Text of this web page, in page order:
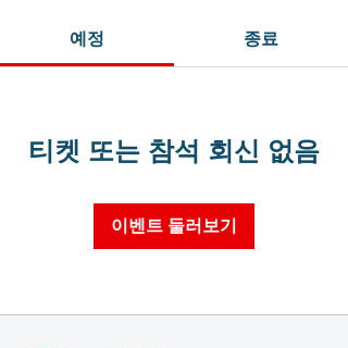
예정 종료
티켓 또는 참석 회신 없음
이벤트 둘러보기